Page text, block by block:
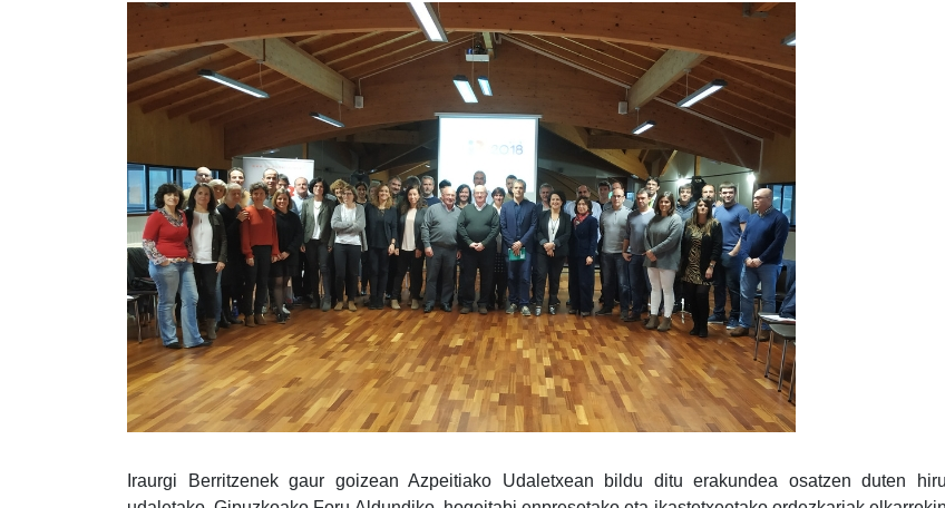
Iraurgi Berritzenek gaur goizean Azpeitiako Udaletxean bildu ditu erakundea osatzen duten hiru